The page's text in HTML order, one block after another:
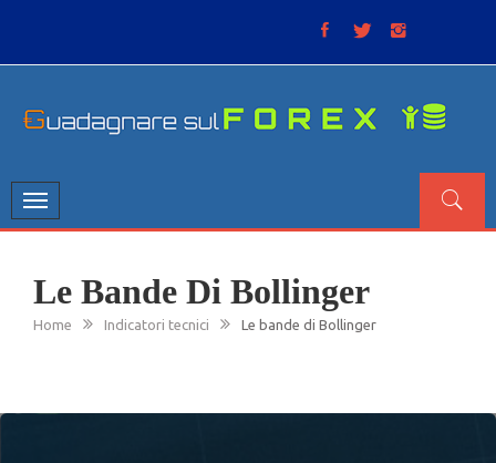
Toggle
navigation
Le Bande Di Bollinger
Home Indicatori tecnici Le bande di Bollinger